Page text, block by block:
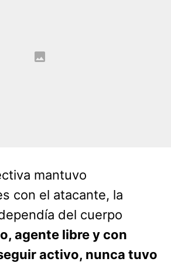
mantuvo
con el atacante, la
del cuerpo
agente libre y con
activo, nunca tuvo